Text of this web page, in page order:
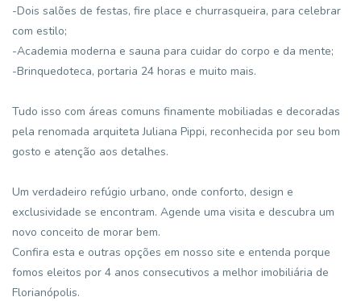
-Dois salões de festas, fire place e churrasqueira, para celebrar
com estilo;
-Academia moderna e sauna para cuidar do corpo e da mente;
-Brinquedoteca, portaria 24 horas e muito mais.
Tudo isso com áreas comuns finamente mobiliadas e decoradas
pela renomada arquiteta Juliana Pippi, reconhecida por seu bom
gosto e atenção aos detalhes.
Um verdadeiro refúgio urbano, onde conforto, design e
exclusividade se encontram. Agende uma visita e descubra um
novo conceito de morar bem.
Confira esta e outras opções em nosso site e entenda porque
fomos eleitos por 4 anos consecutivos a melhor imobiliária de
Florianópolis.